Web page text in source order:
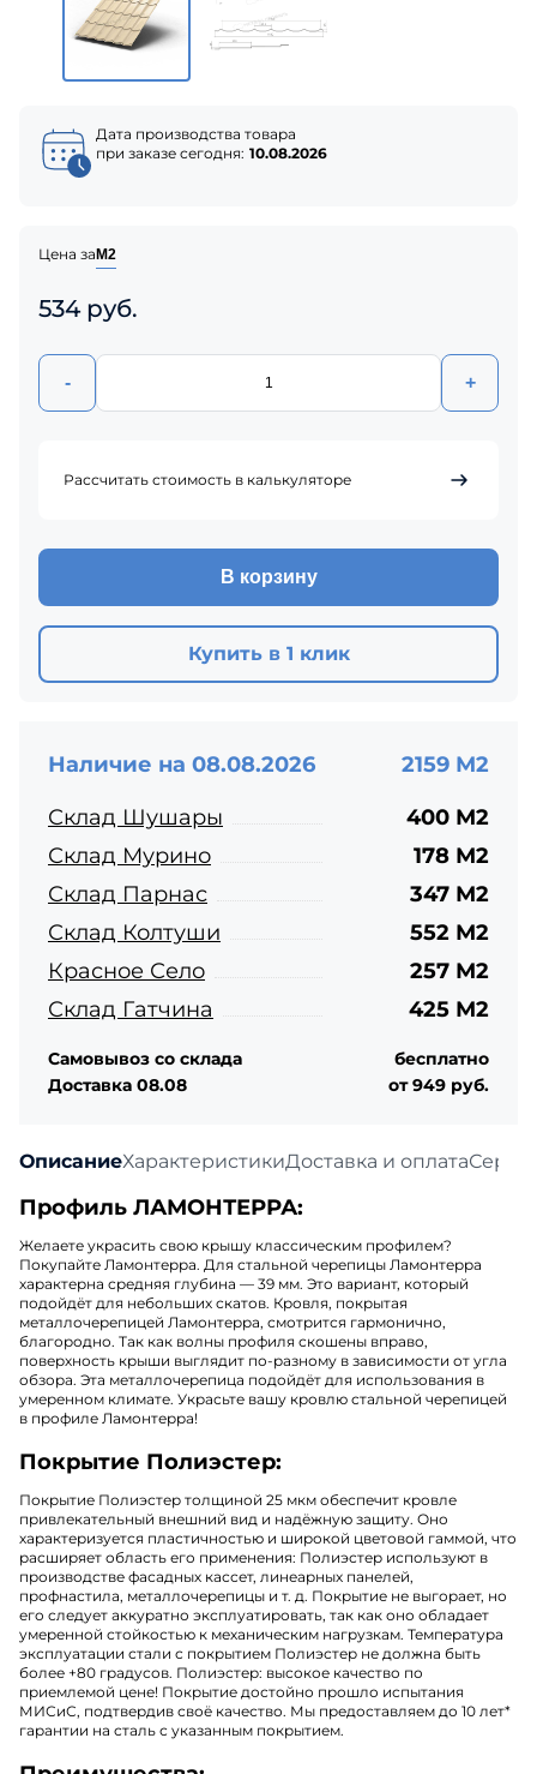
ОписаниеХарактеристикиДоставка и оплата
Профиль ЛАМОНТЕРРА:
Желаете украсить свою крышу классическим профилем?
Покупайте Ламонтерра. Для стальной черепицы Ламонтерра
характерна средняя глубина — 39 мм. Это вариант, который
подойдёт для небольших скатов. Кровля, покрытая
металлочерепицей Ламонтерра, смотрится гармонично,
благородно. Так как волны профиля скошены вправо,
поверхность крыши выглядит по-разному в зависимости от угла
обзора. Эта металлочерепица подойдёт для использования в
умеренном климате. Украсьте вашу кровлю стальной черепицей
в профиле Ламонтерра!
Покрытие Полиэстер:
Покрытие Полиэстер толщиной 25 мкм обеспечит кровле
привлекательный внешний вид и надёжную защиту. Оно
характеризуется пластичностью и широкой цветовой гаммой, что
расширяет область его применения: Полиэстер используют в
производстве фасадных кассет, линеарных панелей,
профнастила, металлочерепицы и т. д. Покрытие не выгорает, но
его следует аккуратно эксплуатировать, так как оно обладает
умеренной стойкостью к механическим нагрузкам. Температура
эксплуатации стали с покрытием Полиэстер не должна быть
более +80 градусов. Полиэстер: высокое качество по
приемлемой цене! Покрытие достойно прошло испытания
МИСиС, подтвердив своё качество. Мы предоставляем до 10 лет*
гарантии на сталь с указанным покрытием.
Дата производства товара
при заказе сегодня: 10.08.2026
Цена заМ2
534 руб.
- +
Рассчитать стоимость в калькуляторе
В корзину
Купить в 1 клик
Наличие на 08.08.2026
2159 М2
Склад Шушары
400 М2
Склад Мурино
178 М2
Склад Парнас
347 М2
Склад Колтуши
552 М2
Красное Село
257 М2
Склад Гатчина
425 М2
Самовывоз со склада
бесплатно
Доставка 08.08
от 949 руб.